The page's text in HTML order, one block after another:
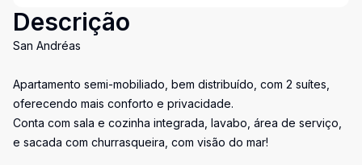
Descrição
San Andréas
Apartamento semi-mobiliado, bem distribuído, com 2 suítes,
oferecendo mais conforto e privacidade.
Conta com sala e cozinha integrada, lavabo, área de serviço,
e sacada com churrasqueira, com visão do mar!